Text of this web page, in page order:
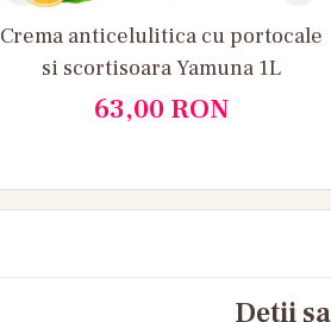
Crema anticelulitica cu portocale
si scortisoara Yamuna 1L
63,00 RON
Detii